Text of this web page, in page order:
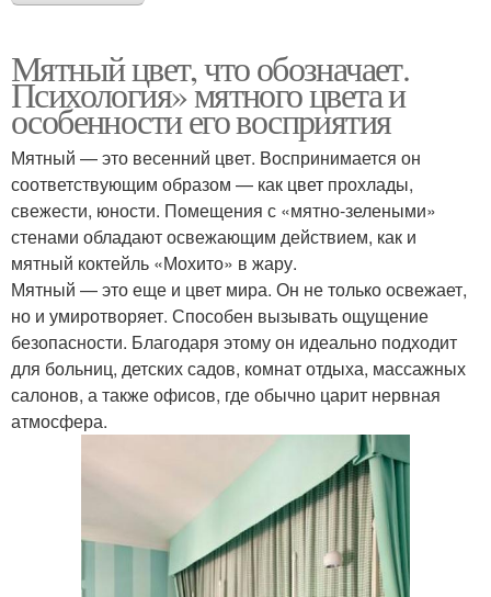
Мятный цвет, что обозначает.
Психология» мятного цвета и
особенности его восприятия
Мятный — это весенний цвет. Воспринимается он
соответствующим образом — как цвет прохлады,
свежести, юности. Помещения с «мятно-зелеными»
стенами обладают освежающим действием, как и
мятный коктейль «Мохито» в жару.
Мятный — это еще и цвет мира. Он не только освежает,
но и умиротворяет. Способен вызывать ощущение
безопасности. Благодаря этому он идеально подходит
для больниц, детских садов, комнат отдыха, массажных
салонов, а также офисов, где обычно царит нервная
атмосфера.